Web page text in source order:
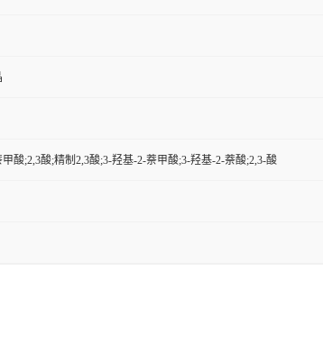
酸;2,3酸;精制2,3酸;3-羟基-2-萘甲酸;3-羟基-2-萘酸;2,3-酸